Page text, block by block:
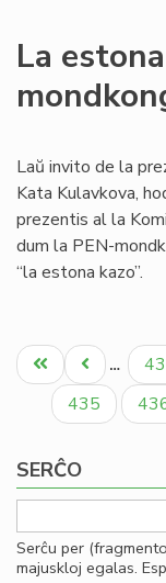
La
Laŭ invito de la
Kata Kulavkova,
prezentis al la
dum la PEN-
“la estona kazo”.
Pagination
Unua
paĝo
Antaŭa
paĝo
…
Paĝo
435
SERĈO
Serĉu per
majuskloj egalas.